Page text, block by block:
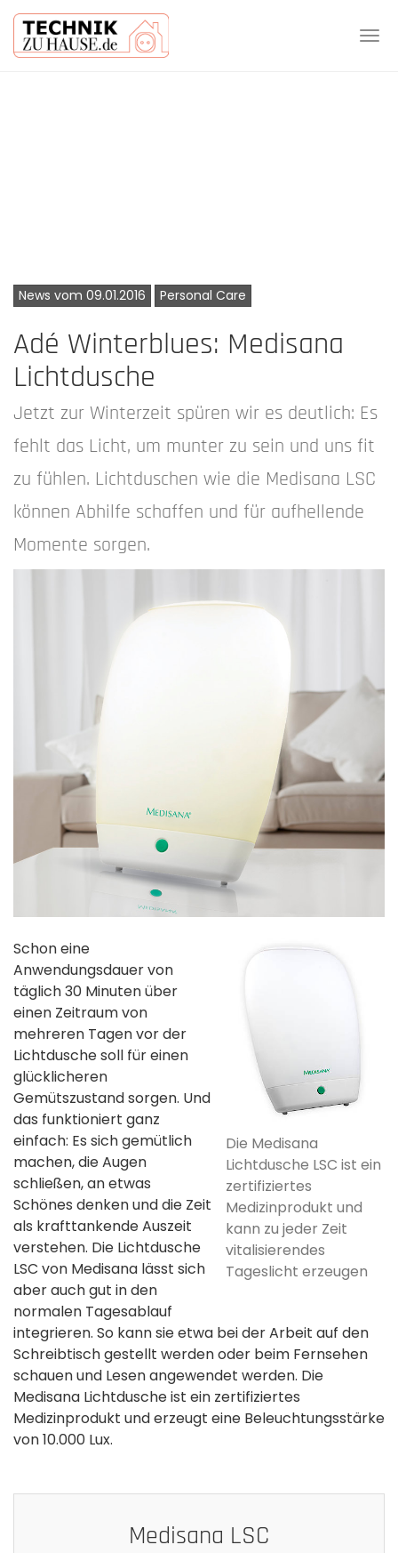
News vom 09.01.2016 Personal Care
Adé Winterblues: Medisana
Lichtdusche
Jetzt zur Winterzeit spüren wir es deutlich: Es
fehlt das Licht, um munter zu sein und uns fit
zu fühlen. Lichtduschen wie die Medisana LSC
können Abhilfe schaffen und für aufhellende
Momente sorgen.
Die Medisana
Lichtdusche LSC ist ein
zertifiziertes
Medizinprodukt und
kann zu jeder Zeit
vitalisierendes
Tageslicht erzeugen
Schon eine
Anwendungsdauer von
täglich 30 Minuten über
einen Zeitraum von
mehreren Tagen vor der
Lichtdusche soll für einen
glücklicheren
Gemütszustand sorgen. Und
das funktioniert ganz
einfach: Es sich gemütlich
machen, die Augen
schließen, an etwas
Schönes denken und die Zeit
als krafttankende Auszeit
verstehen. Die Lichtdusche
LSC von Medisana lässt sich
aber auch gut in den
normalen Tagesablauf
integrieren. So kann sie etwa bei der Arbeit auf den
Schreibtisch gestellt werden oder beim Fernsehen
schauen und Lesen angewendet werden. Die
Medisana Lichtdusche ist ein zertifiziertes
Medizinprodukt und erzeugt eine Beleuchtungsstärke
von 10.000 Lux.
Medisana LSC